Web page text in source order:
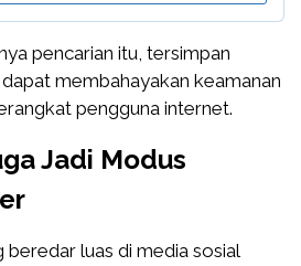
pencarian itu, tersimpan
membahayakan keamanan
pengguna internet.
Jadi Modus
beredar luas di media sosial